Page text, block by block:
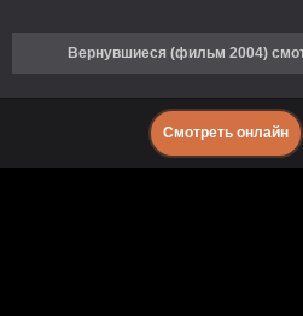
Вернувшиеся (фильм 2004)
Смотреть онлайн